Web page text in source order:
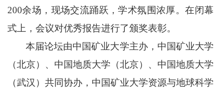
200余场，现场交流踊跃，学术氛围浓厚。在闭幕
式上，会议对优秀报告进行了颁奖表彰。
本届论坛由中国矿业大学主办，中国矿业大学
（北京）、中国地质大学（北京）、中国地质大学
（武汉）共同协办，中国矿业大学资源与地球科学